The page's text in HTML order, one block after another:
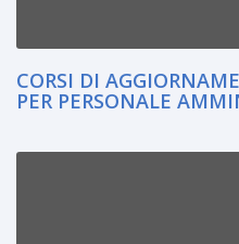
CORSI DI
PER PERSONALE